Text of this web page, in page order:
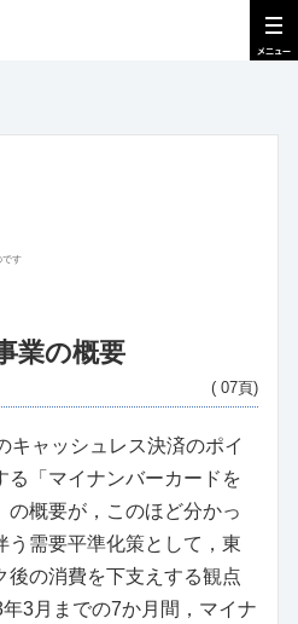
です
業の概要
( 07頁)
キャッシュレス決済のポイ
る「マイナンバーカードを
の概要が，このほど分かっ
う需要平準化策として，東
後の消費を下支えする観点
3月までの7か月間，マイナ